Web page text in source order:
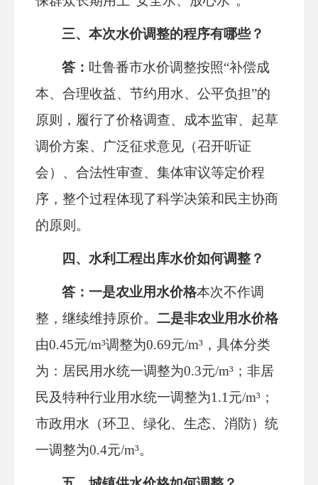
三、本次水价调整的程序有哪些？
答： 吐鲁番市水价调整按照“补偿成
本、合理收益、节约用水、公平负担”的
原则
， 履行了价格调查、成本监审、起草
调价方案、广泛征求意见（召开听证
会）、合法性审查、集体审议等定价程
序， 整个过程体现了科学决策和民主协商
的原则。
四、 水利工程出库水价如何调整 ？
答：一是农业用水价格本次不作调
整，继续维持原价。 二是非农业用水价格
由0.45元/m³调整为0.69元/m³，具体分类
为 ：居民用水统一调整为0.3元/m³ ； 非居
民及特种行业用水统一调整为1.1元/m³ ；
市政用水（环卫、绿化、生态、消防）统
一调整为0.4元/m³。